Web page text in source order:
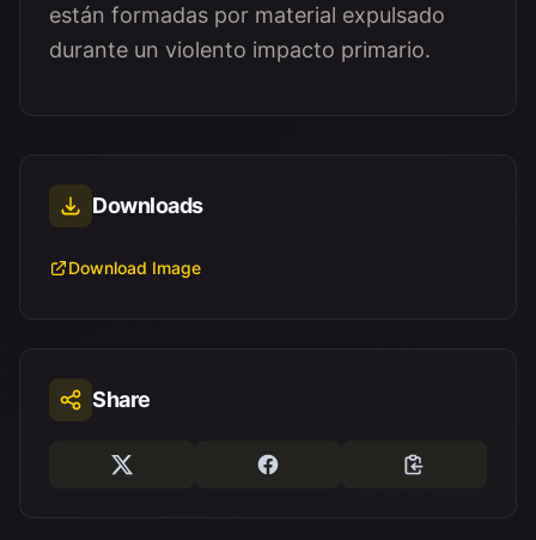
están formadas por material expulsado
durante un violento impacto primario.
Downloads
Download Image
Share